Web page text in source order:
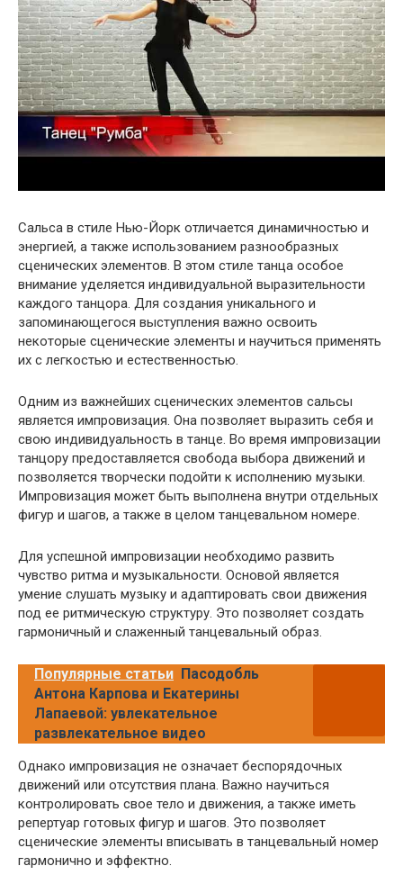
Сальса в стиле Нью-Йорк отличается динамичностью и
энергией, а также использованием разнообразных
сценических элементов. В этом стиле танца особое
внимание уделяется индивидуальной выразительности
каждого танцора. Для создания уникального и
запоминающегося выступления важно освоить
некоторые сценические элементы и научиться применять
их с легкостью и естественностью.
Одним из важнейших сценических элементов сальсы
является импровизация. Она позволяет выразить себя и
свою индивидуальность в танце. Во время импровизации
танцору предоставляется свобода выбора движений и
позволяется творчески подойти к исполнению музыки.
Импровизация может быть выполнена внутри отдельных
фигур и шагов, а также в целом танцевальном номере.
Для успешной импровизации необходимо развить
чувство ритма и музыкальности. Основой является
умение слушать музыку и адаптировать свои движения
под ее ритмическую структуру. Это позволяет создать
гармоничный и слаженный танцевальный образ.
Популярные статьи Пасодобль
Антона Карпова и Екатерины
Лапаевой: увлекательное
развлекательное видео
Однако импровизация не означает беспорядочных
движений или отсутствия плана. Важно научиться
контролировать свое тело и движения, а также иметь
репертуар готовых фигур и шагов. Это позволяет
сценические элементы вписывать в танцевальный номер
гармонично и эффектно.